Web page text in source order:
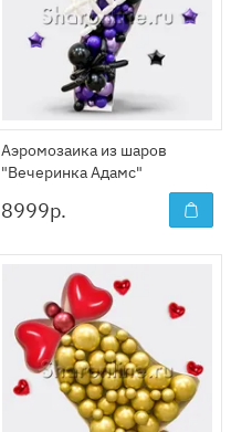
Аэромозаика из шаров
"Вечеринка Адамс"
8999р.